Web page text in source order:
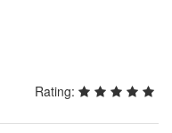
Rating: